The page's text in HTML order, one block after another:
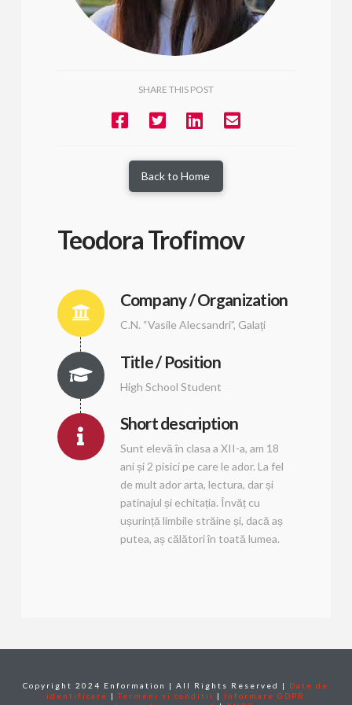
SHARE THIS POST
Back to Home
Teodora Trofimov
Company / Organization
C.N. “Vasile Alecsandri”, Galați
Title / Position
High School Student
Short description
Sunt elevă în clasa a XII-a, am 18
ani și 2 pisici pe care le ador. La fel
de mult ador arta, lectura, dar și
patinajul și echitația. Învăț cu
ușurință limbile străine și, dacă aș
putea, aș călători în toată lumea.
Copyright 2024 Enformation | All Rights Reserved | Date de
identificare |Termeni si conditii | Informare GDPR